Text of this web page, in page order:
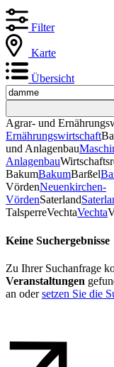
Filter
Karte
Übersicht
Agrar- und
Ernährungswirtschaft
und Anlagenbau
Anlagenbau
BakumBakumBarßel
VördenNeuenkirchen-
VördenSaterland
TalsperreVechtaVechta
Keine Suchergebnisse
Zu Ihrer Suchanfrage
Veranstaltungen
an odersetzen Sie die